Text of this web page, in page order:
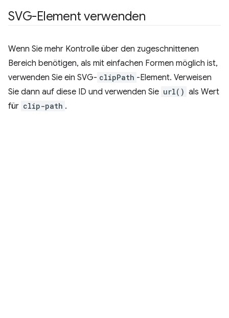
SVG-Element verwenden
Wenn Sie mehr Kontrolle über den zugeschnittenen
Bereich benötigen, als mit einfachen Formen möglich ist,
verwenden Sie ein SVG- clipPath -Element. Verweisen
Sie dann auf diese ID und verwenden Sie url() als Wert
für clip-path .